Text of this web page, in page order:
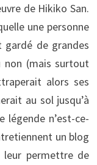
de Hikiko San.
une personne
de grandes
non (mais surtout
alors ses
au sol jusqu’à
légende n’est-ce-
un blog
permettre de